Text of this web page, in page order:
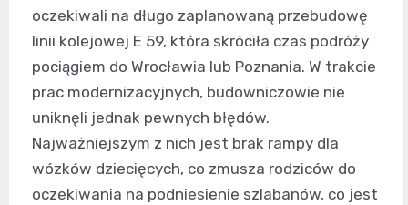
oczekiwali na długo zaplanowaną przebudowę
linii kolejowej E 59, która skróciła czas podróży
pociągiem do Wrocławia lub Poznania. W trakcie
prac modernizacyjnych, budowniczowie nie
uniknęli jednak pewnych błędów.
Najważniejszym z nich jest brak rampy dla
wózków dziecięcych, co zmusza rodziców do
oczekiwania na podniesienie szlabanów, co jest